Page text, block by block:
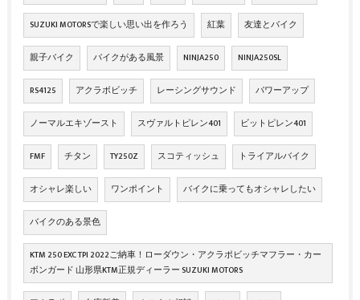
SUZUKI MOTORSで楽しい思い出を作ろう 紅葉 友達とバイク
親子バイク バイクがある風景 NINJA250 NINJA250SL
RS4125 アクラボビッチ レーシングサウンド パワーアップ
ノーマルエキゾースト スヴァルトピレン401 ビットピレン401
FMF チタン TY250Z スコティッシュ トライアルバイク
オシャレ楽しい ワンポイント バイクに乗ってもオシャレしたい
バイクのある景色
KTM 250 EXC TPI 2022ご納車！ローダウン・アクラポビッチマフラー・カー
ボンガード 山形県KTM正規ディーラー SUZUKI MOTORS